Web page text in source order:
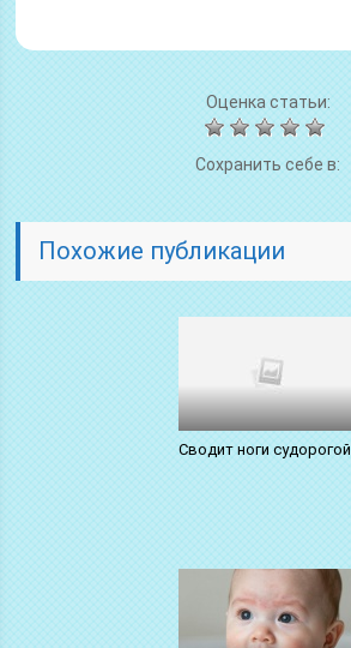
Оценка статьи:
Сохранить себе в:
Похожие публикации
Сводит ноги судорогой